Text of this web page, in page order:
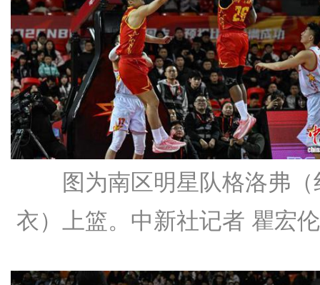
图为南区明星队格洛弗（
衣）上篮。中新社记者 瞿宏